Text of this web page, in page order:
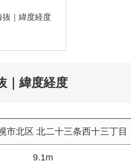
｜緯度経度
｜緯度経度
市北区 北二十三条西十三丁目
9.1m